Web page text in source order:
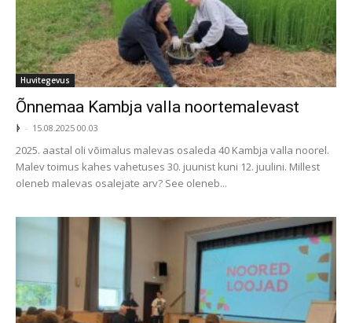
Huvitegevus
Õnnemaa Kambja valla noortemalevast
ᚦ - 15.08.2025 00.03
2025. aastal oli võimalus malevas osaleda 40 Kambja valla noorel.
Malev toimus kahes vahetuses 30. juunist kuni 12. juulini. Millest
oleneb malevas osalejate arv? See oleneb...